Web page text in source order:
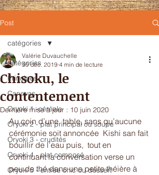
Post
catégories
Principes
Canevas
Oryoki 1 -céréale
Oryoki 2 - plat principal ou soupe
Oryoki 3 - crudités
Oryoki 4 - plat composé
Oryoki 5 - entrée chic ou dessert
catégories
Chisoku, le
contentement
Valérie Duvauchelle
10 déc. 2019 4 min de lecture
Dernière mise à jour : 10 juin 2020
Au coin d’une  table, sans qu’aucune
cérémonie soit annoncée  Kishi san fait
bouillir de l’eau puis,  tout en
continuant la conversation verse un
peu de thé dans une petite théière à